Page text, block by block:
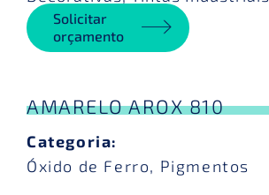
Solicitar
orçamento
AMARELO AROX 810
Categoria:
Óxido de Ferro, Pigmentos